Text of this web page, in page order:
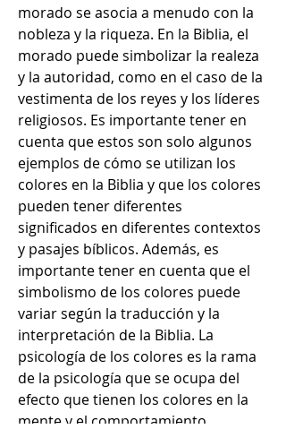
morado se asocia a menudo con la
nobleza y la riqueza. En la Biblia, el
morado puede simbolizar la realeza
y la autoridad, como en el caso de la
vestimenta de los reyes y los líderes
religiosos. Es importante tener en
cuenta que estos son solo algunos
ejemplos de cómo se utilizan los
colores en la Biblia y que los colores
pueden tener diferentes
significados en diferentes contextos
y pasajes bíblicos. Además, es
importante tener en cuenta que el
simbolismo de los colores puede
variar según la traducción y la
interpretación de la Biblia. La
psicología de los colores es la rama
de la psicología que se ocupa del
efecto que tienen los colores en la
mente y el comportamiento